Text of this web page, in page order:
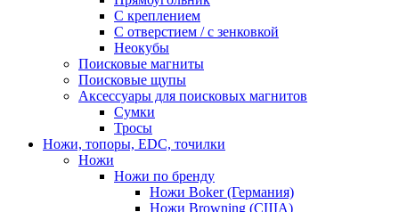
С креплением
С отверстием / с зенковкой
Неокубы
Поисковые магниты
Поисковые щупы
Аксессуары для поисковых магнитов
Сумки
Тросы
Ножи, топоры, EDC, точилки
Ножи
Ножи по бренду
Ножи Boker (Германия)
Ножи Browning (США)